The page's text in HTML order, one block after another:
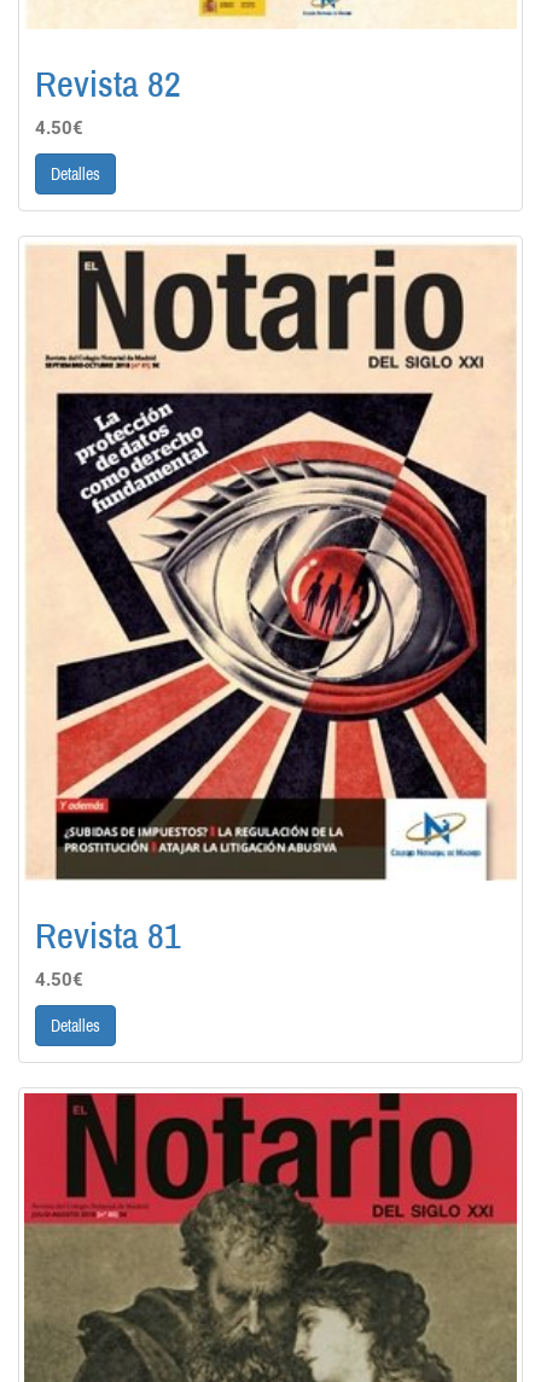
Revista 82
4.50€
Detalles
Revista 81
4.50€
Detalles